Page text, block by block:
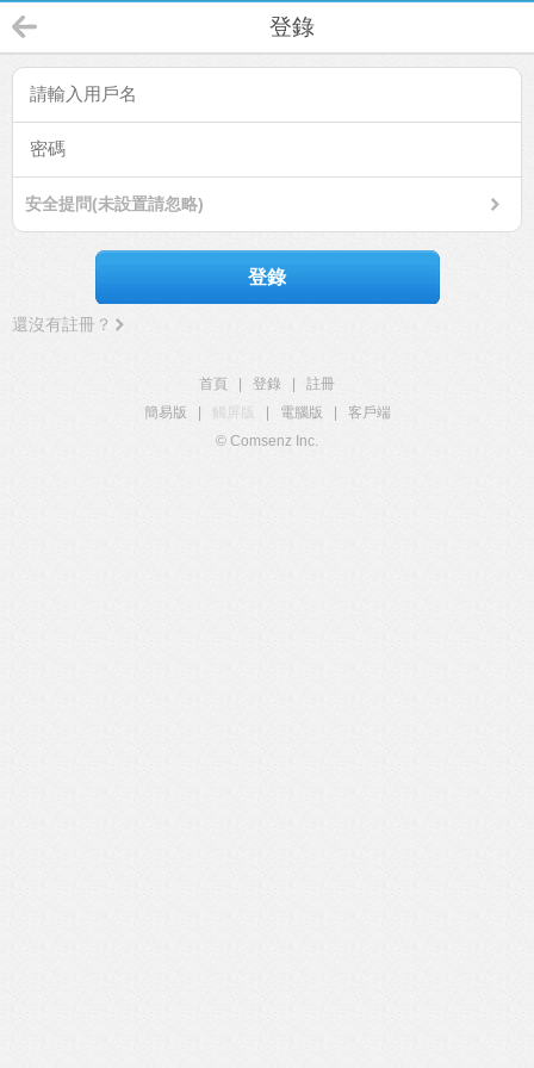
登錄
安全提問(未設置請忽略)
登錄
還沒有註冊？
首頁 登錄
註冊
簡易版
觸屏版 電腦版
客戶端
© Comsenz Inc.